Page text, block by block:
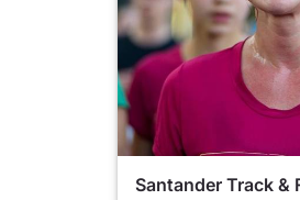
Santander Track &